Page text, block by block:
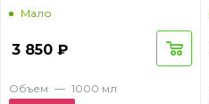
Мало
3 850 ₽
Объем — 1000 мл